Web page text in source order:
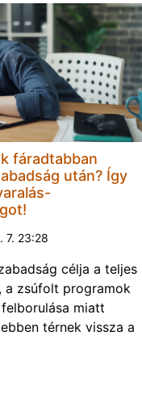
fáradtabban
után? Így
7. 23:28
célja a teljes
a zsúfolt programok
miatt
térnek vissza a